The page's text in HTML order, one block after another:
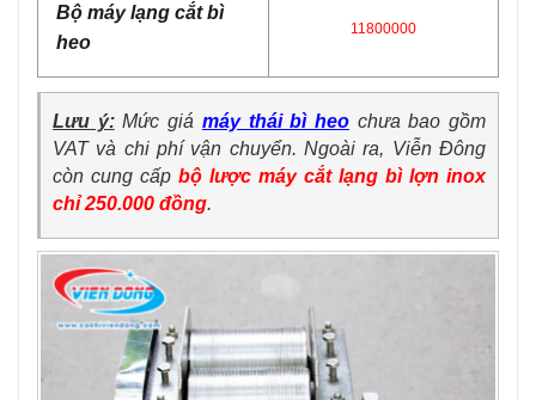
Bộ máy lạng cắt bì
heo
11800000
Lưu ý:Mức giá máy thái bì heochưa bao gồm
VAT và chi phí vận chuyển. Ngoài ra, Viễn Đông
còn cung cấp bộ lược máy cắt lạng bì lợn inox
chỉ 250.000 đồng.